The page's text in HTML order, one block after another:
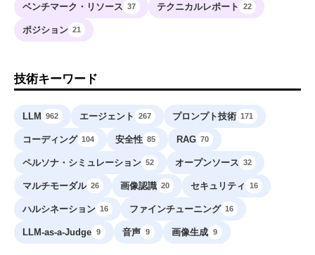
ベンチマーク・リソース 37 テクニカルレポート 22
ポジション 21
技術キーワード
LLM 962 エージェント 267 プロンプト技術 171
コーディング 104 安全性 85 RAG 70
ペルソナ・シミュレーション 52 オープンソース 32
マルチモーダル 26 画像認識 20 セキュリティ 16
ハルシネーション 16 ファインチューニング 16
LLM-as-a-Judge 9 音声 9 画像生成 9